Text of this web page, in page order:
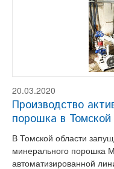
20.03.2020
Производство
порошка в Томской
В Томской области
минерального порошка
автоматизированной